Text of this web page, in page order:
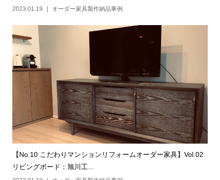
2023.01.19 オーダー家具製作納品事例
【No.10 こだわりマンションリフォームオーダー家具】Vol.02
リビングボード：旭川工...